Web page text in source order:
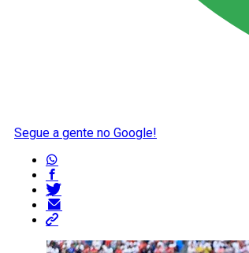
Segue a gente no Google!